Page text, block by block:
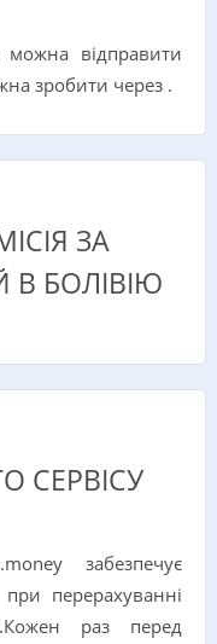
відправити
зробити через .
ЗА
В БОЛІВІЮ
СЕРВІСУ
забезпечує
перерахуванні
раз перед